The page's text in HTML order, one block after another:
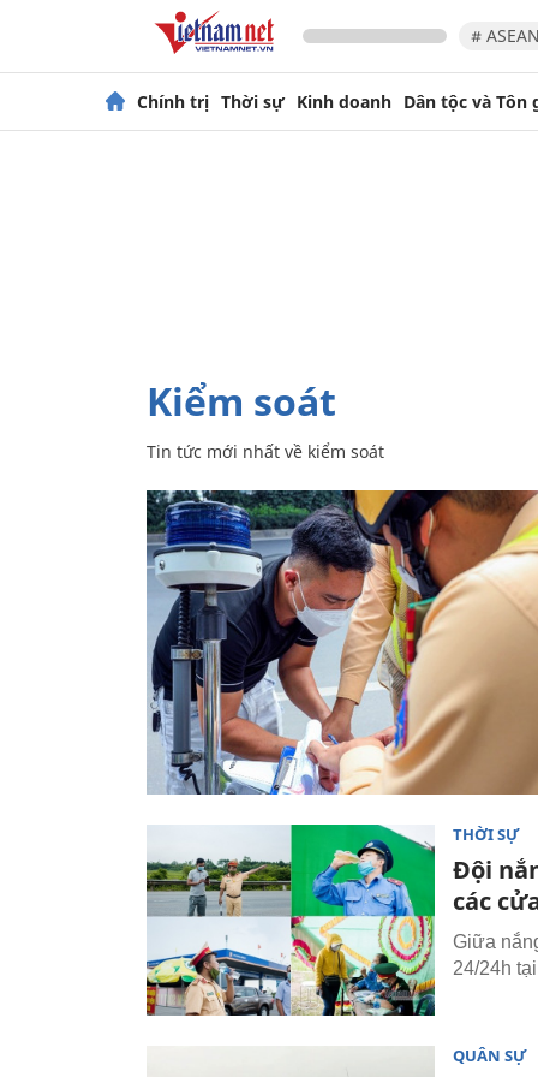
#
Chính trị Thời sự Kinh doanh Dân tộc và Tôn
kiểm soát
Tin tức mới nhất về kiểm soát
THỜI SỰ
Đội
các
Giữa
24/24h
QUÂN SỰ